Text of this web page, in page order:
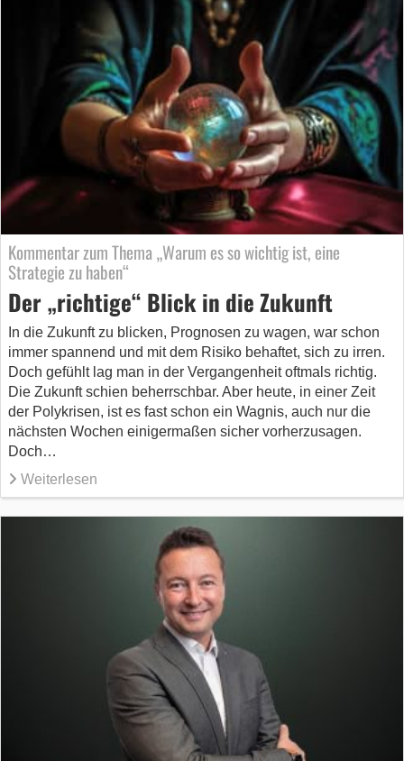
Kommentar zum Thema „Warum es so wichtig ist, eine
Strategie zu haben“
Der „richtige“ Blick in die Zukunft
In die Zukunft zu blicken, Prognosen zu wagen, war schon
immer spannend und mit dem Risiko behaftet, sich zu irren.
Doch gefühlt lag man in der Vergangenheit oftmals richtig.
Die Zukunft schien beherrschbar. Aber heute, in einer Zeit
der Polykrisen, ist es fast schon ein Wagnis, auch nur die
nächsten Wochen einigermaßen sicher vorherzusagen.
Doch…
Weiterlesen